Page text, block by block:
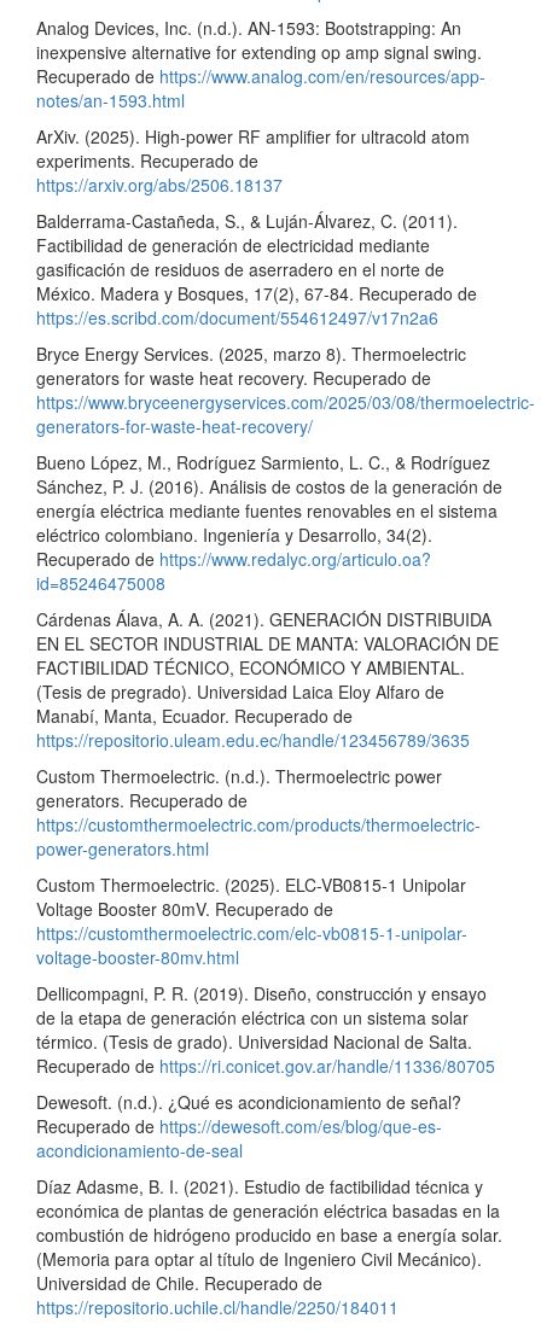
Analog Devices, Inc. (n.d.). AN-1593: Bootstrapping: An
inexpensive alternative for extending op amp signal swing.
Recuperado de https://www.analog.com/en/resources/app-
notes/an-1593.html
ArXiv. (2025). High-power RF amplifier for ultracold atom
experiments. Recuperado de
https://arxiv.org/abs/2506.18137
Balderrama-Castañeda, S., & Luján-Álvarez, C. (2011).
Factibilidad de generación de electricidad mediante
gasificación de residuos de aserradero en el norte de
México. Madera y Bosques, 17(2), 67-84. Recuperado de
https://es.scribd.com/document/554612497/v17n2a6
Bryce Energy Services. (2025, marzo 8). Thermoelectric
generators for waste heat recovery. Recuperado de
https://www.bryceenergyservices.com/2025/03/08/thermoelectric-
generators-for-waste-heat-recovery/
Bueno López, M., Rodríguez Sarmiento, L. C., & Rodríguez
Sánchez, P. J. (2016). Análisis de costos de la generación de
energía eléctrica mediante fuentes renovables en el sistema
eléctrico colombiano. Ingeniería y Desarrollo, 34(2).
Recuperado de https://www.redalyc.org/articulo.oa?
id=85246475008
Cárdenas Álava, A. A. (2021). GENERACIÓN DISTRIBUIDA
EN EL SECTOR INDUSTRIAL DE MANTA: VALORACIÓN DE
FACTIBILIDAD TÉCNICO, ECONÓMICO Y AMBIENTAL.
(Tesis de pregrado). Universidad Laica Eloy Alfaro de
Manabí, Manta, Ecuador. Recuperado de
https://repositorio.uleam.edu.ec/handle/123456789/3635
Custom Thermoelectric. (n.d.). Thermoelectric power
generators. Recuperado de
https://customthermoelectric.com/products/thermoelectric-
power-generators.html
Custom Thermoelectric. (2025). ELC-VB0815-1 Unipolar
Voltage Booster 80mV. Recuperado de
https://customthermoelectric.com/elc-vb0815-1-unipolar-
voltage-booster-80mv.html
Dellicompagni, P. R. (2019). Diseño, construcción y ensayo
de la etapa de generación eléctrica con un sistema solar
térmico. (Tesis de grado). Universidad Nacional de Salta.
Recuperado de https://ri.conicet.gov.ar/handle/11336/80705
Dewesoft. (n.d.). ¿Qué es acondicionamiento de señal?
Recuperado de https://dewesoft.com/es/blog/que-es-
acondicionamiento-de-seal
Díaz Adasme, B. I. (2021). Estudio de factibilidad técnica y
económica de plantas de generación eléctrica basadas en la
combustión de hidrógeno producido en base a energía solar.
(Memoria para optar al título de Ingeniero Civil Mecánico).
Universidad de Chile. Recuperado de
https://repositorio.uchile.cl/handle/2250/184011